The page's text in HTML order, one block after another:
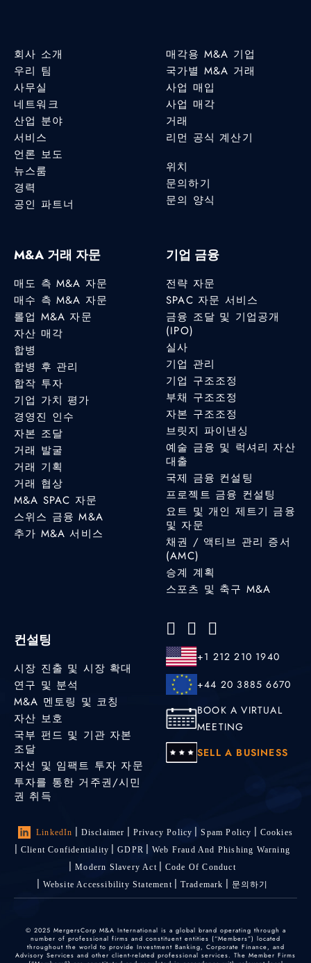
회사 소개
우리 팀
사무실
네트워크
산업 분야
서비스
언론 보도
뉴스룸
경력
공인 파트너
매각용 M&A 기업
국가별 M&A 거래
사업 매입
사업 매각
거래
리먼 공식 계산기
위치
문의하기
문의 양식
M&A 거래 자문
매도 측 M&A 자문
매수 측 M&A 자문
롤업 M&A 자문
자산 매각
합병
합병 후 관리
합작 투자
기업 가치 평가
경영진 인수
자본 조달
거래 발굴
거래 기획
거래 협상
M&A SPAC 자문
스위스 금융 M&A
추가 M&A 서비스
기업 금융
전략 자문
SPAC 자문 서비스
금융 조달 및 기업공개
(IPO)
실사
기업 관리
기업 구조조정
부채 구조조정
자본 구조조정
브릿지 파이낸싱
예술 금융 및 럭셔리 자산
대출
국제 금융 컨설팅
프로젝트 금융 컨설팅
요트 및 개인 제트기 금융
및 자문
채권 / 액티브 관리 증서
(AMC)
승계 계획
스포츠 및 축구 M&A
컨설팅
시장 진출 및 시장 확대
연구 및 분석
M&A 멘토링 및 코칭
자산 보호
국부 펀드 및 기관 자본
조달
자선 및 임팩트 투자 자문
투자를 통한 거주권/시민
권 취득
+1 212 210 1940
+44 20 3885 6670
BOOK A VIRTUAL
MEETING
SELL A BUSINESS
LinkedIn Disclaimer Privacy Policy Spam Policy
Cookies
Client Confidentiality
GDPR
Web Fraud And Phishing Warning
Modern Slavery Act
Code Of Conduct
Website Accessibility Statement
Trademark 문의하기
© 2025 MergersCorp M&A International is a global brand operating through a
number of professional firms and constituent entities (“Members”) located
throughout the world to provide Investment Banking, Corporate Finance, and
Advisory Services and other client-related professional services. The Member Firms